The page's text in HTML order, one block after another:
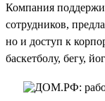
Компания
сотрудников,
но и доступ к
баскетболу, бегу,